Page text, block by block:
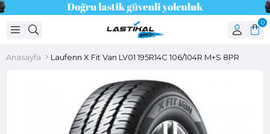
0
Anasayfa Laufenn X Fit Van LV01 195R14C 106/104R M+S 8PR